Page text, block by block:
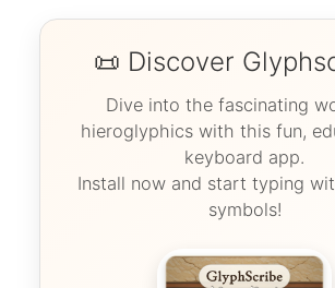
📜 Discover
Dive into the fascinating
hieroglyphics with this fun,
keyboard app.
Install now and start typing
symbols!